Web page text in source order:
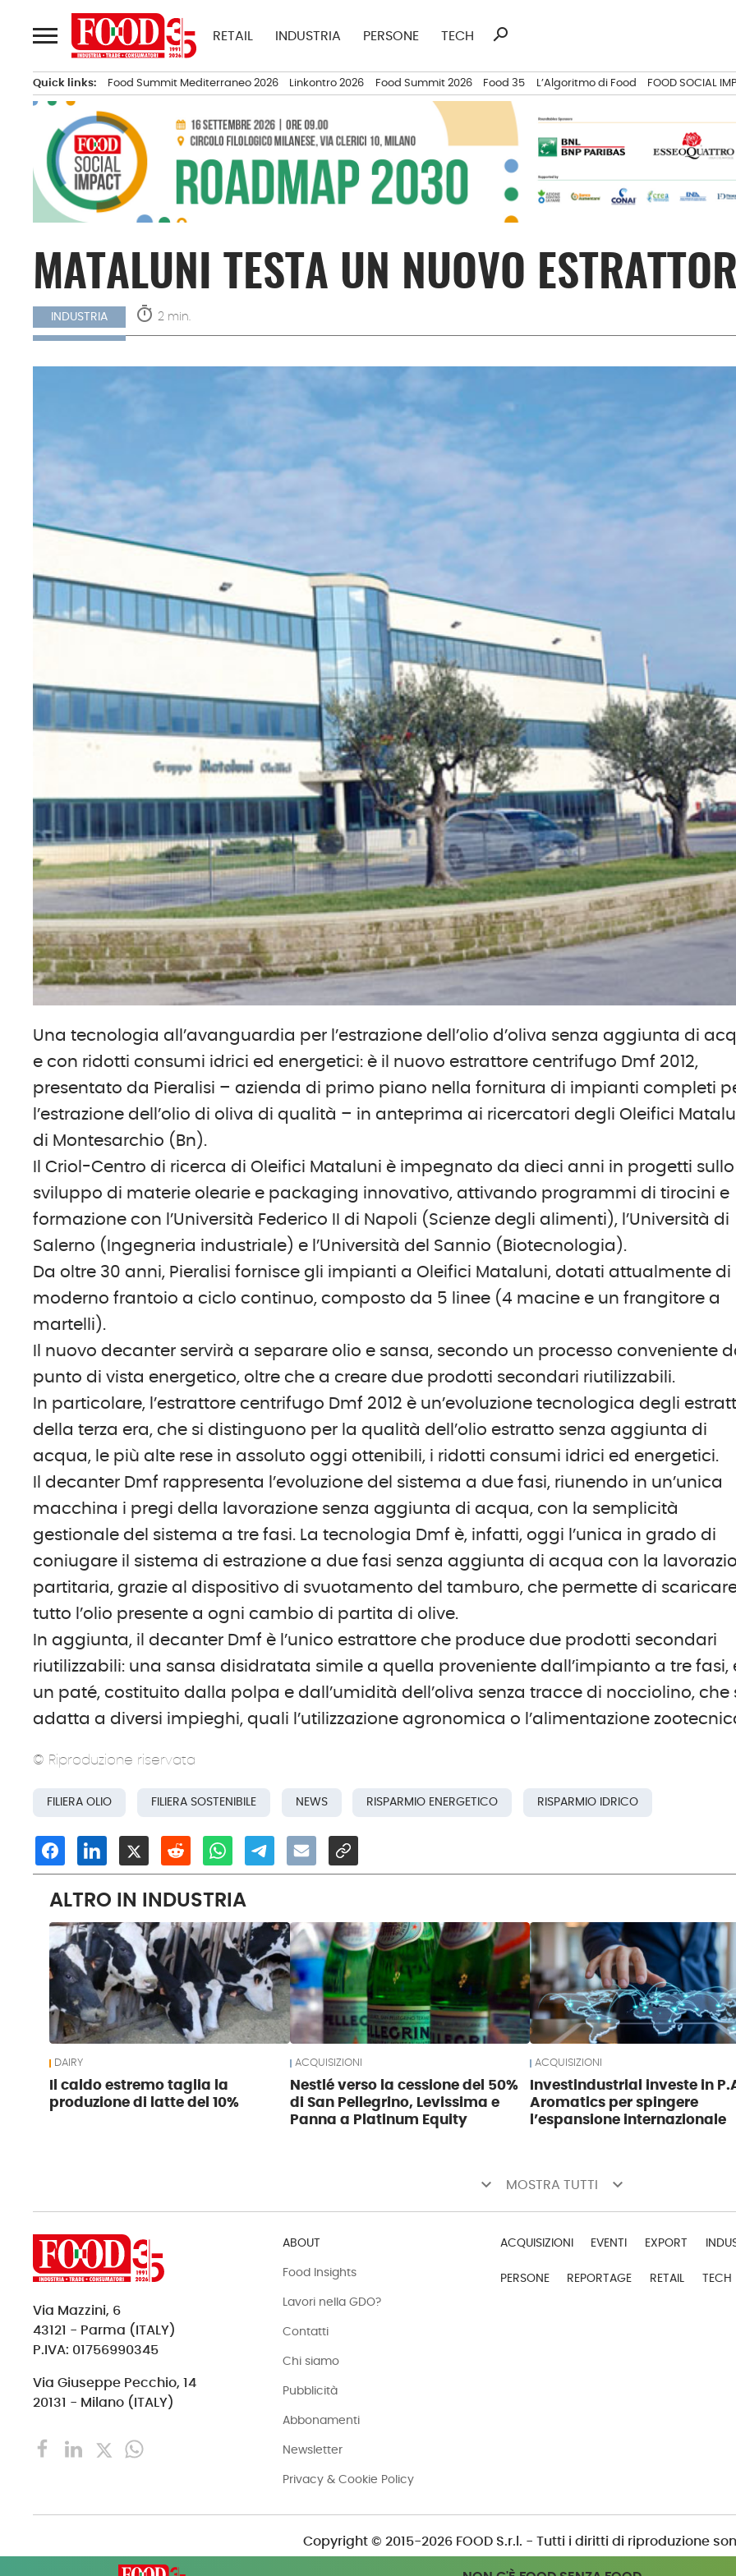
al
contenuto
RETAIL INDUSTRIA PERSONE TECH
Ricerca
search
Quick links: Food Summit Mediterraneo 2026 Linkontro 2026 Food Summit 2026 Food 35 L’Algoritmo di Food FOOD SOCIAL
MATALUNI TESTA UN NUOVO
INDUSTRIA timer 2 min.
Una tecnologia all’avanguardia per l’estrazione dell’olio d’oliva senza aggiunta di
e con ridotti consumi idrici ed energetici: è il nuovo estrattore centrifugo Dmf 2012,
presentato da Pieralisi – azienda di primo piano nella fornitura di impianti completi
l’estrazione dell’olio di oliva di qualità – in anteprima ai ricercatori degli Oleifici
di Montesarchio (Bn).
Il Criol-Centro di ricerca di Oleifici Mataluni è impegnato da dieci anni in progetti sullo
sviluppo di materie olearie e packaging innovativo, attivando programmi di tirocini e
formazione con l’Università Federico II di Napoli (Scienze degli alimenti), l’Università di
Salerno (Ingegneria industriale) e l’Università del Sannio (Biotecnologia).
Da oltre 30 anni, Pieralisi fornisce gli impianti a Oleifici Mataluni, dotati attualmente di
moderno frantoio a ciclo continuo, composto da 5 linee (4 macine e un frangitore a
martelli).
Il nuovo decanter servirà a separare olio e sansa, secondo un processo conveniente
punto di vista energetico, oltre che a creare due prodotti secondari riutilizzabili.
In particolare, l’estrattore centrifugo Dmf 2012 è un’evoluzione tecnologica degli
della terza era, che si distinguono per la qualità dell’olio estratto senza aggiunta di
acqua, le più alte rese in assoluto oggi ottenibili, i ridotti consumi idrici ed energetici.
Il decanter Dmf rappresenta l’evoluzione del sistema a due fasi, riunendo in un’unica
macchina i pregi della lavorazione senza aggiunta di acqua, con la semplicità
gestionale del sistema a tre fasi. La tecnologia Dmf è, infatti, oggi l’unica in grado di
coniugare il sistema di estrazione a due fasi senza aggiunta di acqua con la
partitaria, grazie al dispositivo di svuotamento del tamburo, che permette di
tutto l’olio presente a ogni cambio di partita di olive.
In aggiunta, il decanter Dmf è l’unico estrattore che produce due prodotti secondari
riutilizzabili: una sansa disidratata simile a quella proveniente dall’impianto a tre fasi,
un paté, costituito dalla polpa e dall’umidità dell’oliva senza tracce di nocciolino, che
adatta a diversi impieghi, quali l’utilizzazione agronomica o l’alimentazione
© Riproduzione riservata
FILIERA OLIO FILIERA SOSTENIBILE NEWS RISPARMIO ENERGETICO RISPARMIO IDRICO
ALTRO IN INDUSTRIA
DAIRY
Il caldo estremo taglia la
produzione di latte del 10%
ACQUISIZIONI
Nestlé verso la cessione del 50%
di San Pellegrino, Levissima e
Panna a Platinum Equity
ACQUISIZIONI
Investindustrial investe in
Aromatics per spingere
l’espansione internazionale
keyboard_arrow_down MOSTRA TUTTI keyboard_arrow_down
Via Mazzini, 6
43121 - Parma (ITALY)
P.IVA: 01756990345
Via Giuseppe Pecchio, 14
20131 - Milano (ITALY)
ABOUT
Food Insights
Lavori nella GDO?
Contatti
Chi siamo
Pubblicità
Abbonamenti
Newsletter
Privacy & Cookie Policy
ACQUISIZIONI EVENTI EXPORT
PERSONE REPORTAGE RETAIL TECH
Copyright © 2015-2026 FOOD S.r.l. - Tutti i diritti di riproduzione